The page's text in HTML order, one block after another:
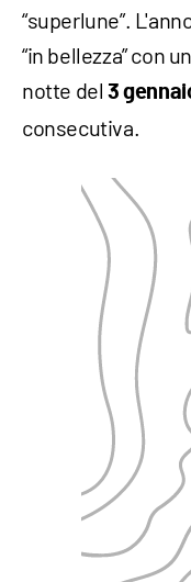
“superlune”.
“in bellezza” con
notte del 3
consecutiva.